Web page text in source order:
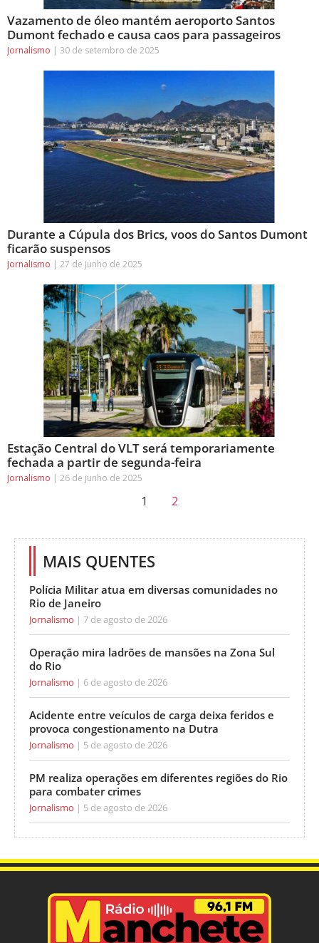
Vazamento de óleo mantém aeroporto Santos
Dumont fechado e causa caos para passageiros
Jornalismo 30 de setembro de 2025
Durante a Cúpula dos Brics, voos do Santos Dumont
ficarão suspensos
Jornalismo 27 de junho de 2025
Estação Central do VLT será temporariamente
fechada a partir de segunda-feira
Jornalismo 26 de junho de 2025
1 2
MAIS QUENTES
Polícia Militar atua em diversas comunidades no
Rio de Janeiro
Jornalismo 7 de agosto de 2026
Operação mira ladrões de mansões na Zona Sul
do Rio
Jornalismo 6 de agosto de 2026
Acidente entre veículos de carga deixa feridos e
provoca congestionamento na Dutra
Jornalismo 5 de agosto de 2026
PM realiza operações em diferentes regiões do Rio
para combater crimes
Jornalismo 5 de agosto de 2026